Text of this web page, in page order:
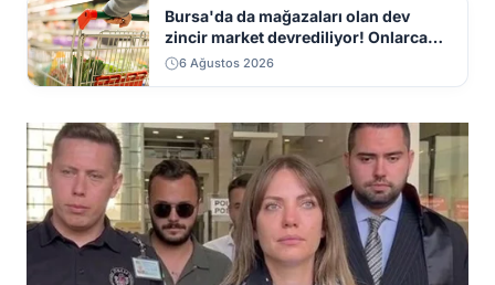
Bursa'da da mağazaları olan dev
zincir market devrediliyor! Onlarca
mağaza kapatılacak
6 Ağustos 2026